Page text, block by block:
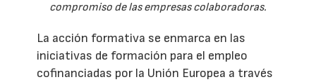
compromiso de las empresas colaboradoras.
La acción formativa se enmarca en las
iniciativas de formación para el empleo
cofinanciadas por la Unión Europea a través